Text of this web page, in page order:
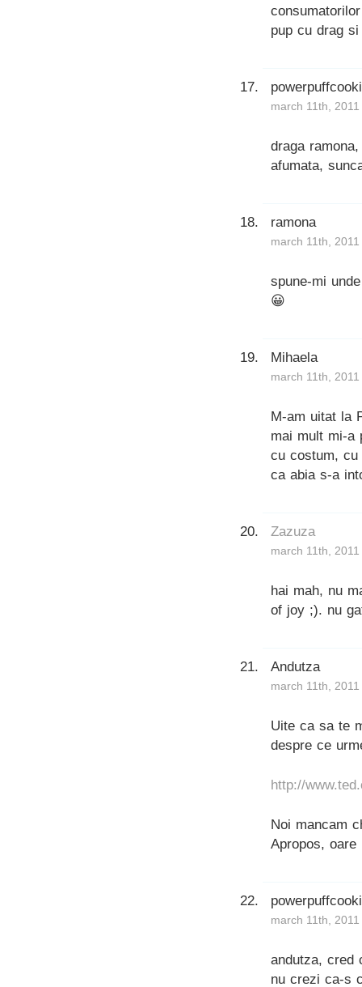
pup cu drag
march 11th,
draga
afumata,
ramona
march 11th,
spune-mi
😀
Mihaela
march 11th,
M-am uitat la
mai mult mi-a
cu costum,
ca abia s-a
Zazuza
march 11th,
hai mah, nu
of joy ;). nu
Andutza
march 11th,
Uite ca sa te
despre ce
http://
Noi mancam
Apropos,
march 11th,
andutza, cred
nu crezi ca-s